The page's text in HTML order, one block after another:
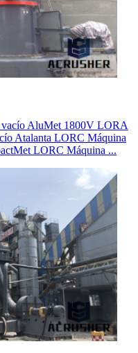
AluMet 1800V LORA
Atalanta LORC Máquina
LORC Máquina ...